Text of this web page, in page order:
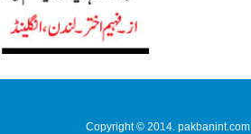
Copyright © 2014. pakbanint.com